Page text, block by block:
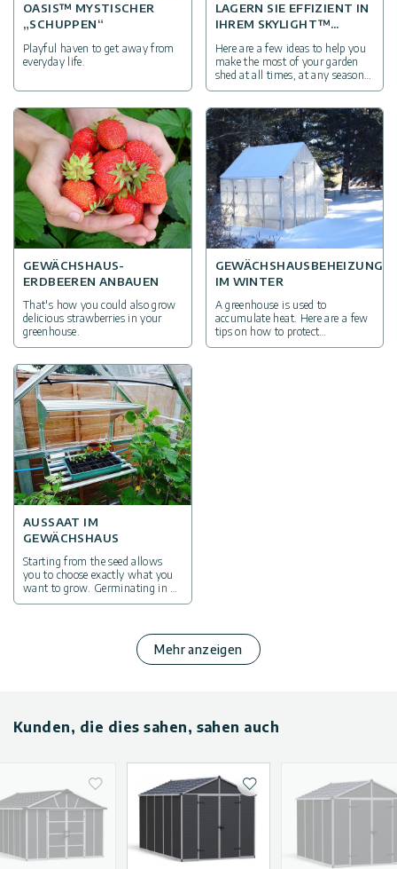
OASIS™ MYSTISCHER
„SCHUPPEN“
Playful haven to get away from
everyday life.
LAGERN SIE EFFIZIENT IN
IHREM SKYLIGHT™
GERÄTEHAUS
Here are a few ideas to help you
make the most of your garden
shed at all times, at any season,
for years to come.
GEWÄCHSHAUS-
ERDBEEREN ANBAUEN
That's how you could also grow
delicious strawberries in your
greenhouse.
GEWÄCHSHAUSBEHEIZUNG
IM WINTER
A greenhouse is used to
accumulate heat. Here are a few
tips on how to protect
overwintering plants in your
AUSSAAT IM
GEWÄCHSHAUS
Starting from the seed allows
you to choose exactly what you
want to grow. Germinating in a
greenhouse makes this goal
Mehr anzeigen
Kunden, die dies sahen, sahen auch
hinzufügenZur Wunschliste hinzufügenZur Wunschliste